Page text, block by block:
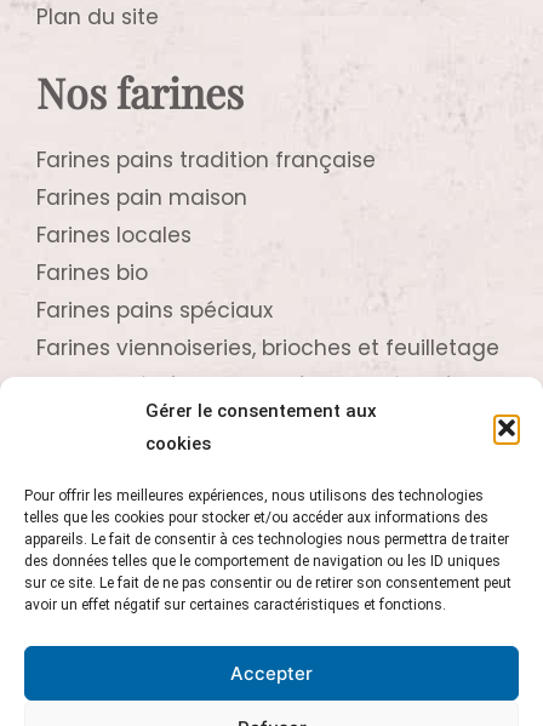
Gérer le consentement aux
cookies
Pour offrir les meilleures expériences, nous utilisons des technologies
telles que les cookies pour stocker et/ou accéder aux informations des
appareils. Le fait de consentir à ces technologies nous permettra de traiter
des données telles que le comportement de navigation ou les ID uniques
sur ce site. Le fait de ne pas consentir ou de retirer son consentement peut
avoir un effet négatif sur certaines caractéristiques et fonctions.
Accepter
Plan du site
Nos farines
Farines pains tradition française
Farines pain maison
Farines locales
Farines bio
Farines pains spéciaux
Farines viennoiseries, brioches et feuilletage
Farines crêpières, biscuitières et pâtissières
Contactez-nous
02 96 73 61 24
Z.A. de Beaufeuillage
22520 Binic